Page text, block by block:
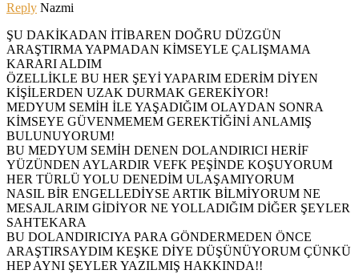
Reply Nazmi
ŞU DAKİKADAN İTİBAREN DOĞRU DÜZGÜN
ARAŞTIRMA YAPMADAN KİMSEYLE ÇALIŞMAMA
KARARI ALDIM
ÖZELLİKLE BU HER ŞEYİ YAPARIM EDERİM DİYEN
KİŞİLERDEN UZAK DURMAK GEREKİYOR!
MEDYUM SEMİH İLE YAŞADIĞIM OLAYDAN SONRA
KİMSEYE GÜVENMEMEM GEREKTİĞİNİ ANLAMIŞ
BULUNUYORUM!
BU MEDYUM SEMİH DENEN DOLANDIRICI HERİF
YÜZÜNDEN AYLARDIR VEFK PEŞİNDE KOŞUYORUM
HER TÜRLÜ YOLU DENEDİM ULAŞAMIYORUM
NASIL BİR ENGELLEDİYSE ARTIK BİLMİYORUM NE
MESAJLARIM GİDİYOR NE YOLLADIĞIM DİĞER ŞEYLER
SAHTEKARA
BU DOLANDIRICIYA PARA GÖNDERMEDEN ÖNCE
ARAŞTIRSAYDIM KEŞKE DİYE DÜŞÜNÜYORUM ÇÜNKÜ
HEP AYNI ŞEYLER YAZILMIŞ HAKKINDA!!